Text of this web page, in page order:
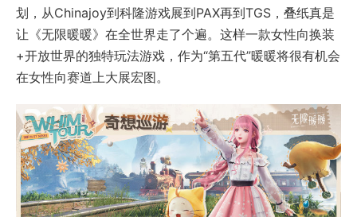
划，从Chinajoy到科隆游戏展到PAX再到TGS，叠纸真是
让《无限暖暖》在全世界走了个遍。这样一款女性向换装
+开放世界的独特玩法游戏，作为“第五代”暖暖将很有机会
在女性向赛道上大展宏图。